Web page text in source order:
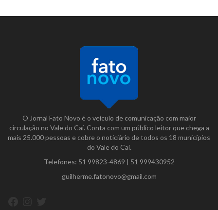
O Jornal Fato Novo é o veículo de comunicação com maior
circulação no Vale do Caí. Conta com um público leitor que chega a
mais 25.000 pessoas e cobre o noticiário de todos os 18 municípios
do Vale do Caí.
Telefones: 51 99823-4869 | 51 999430952
guilherme.fatonovo@gmail.com